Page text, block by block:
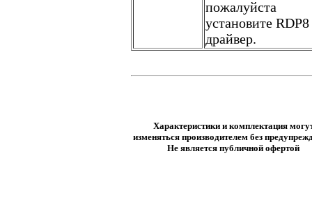
пожалуйста
установите RDP8
драйвер.
Характеристики и комплектация
изменяться производителем без
Не является публичной офертой